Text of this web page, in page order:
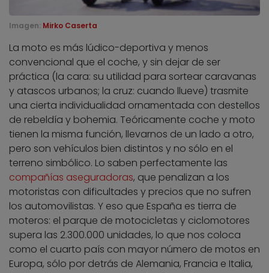
Imagen: Mirko Caserta
La moto es más lúdico-deportiva y menos
convencional que el coche, y sin dejar de ser
práctica (la cara: su utilidad para sortear caravanas
y atascos urbanos; la cruz: cuando llueve) trasmite
una cierta individualidad ornamentada con destellos
de rebeldía y bohemia. Teóricamente coche y moto
tienen la misma función, llevarnos de un lado a otro,
pero son vehículos bien distintos y no sólo en el
terreno simbólico. Lo saben perfectamente las
compañías aseguradoras, que penalizan a los
motoristas con dificultades y precios que no sufren
los automovilistas. Y eso que España es tierra de
moteros: el parque de motocicletas y ciclomotores
supera las 2.300.000 unidades, lo que nos coloca
como el cuarto país con mayor número de motos en
Europa, sólo por detrás de Alemania, Francia e Italia,